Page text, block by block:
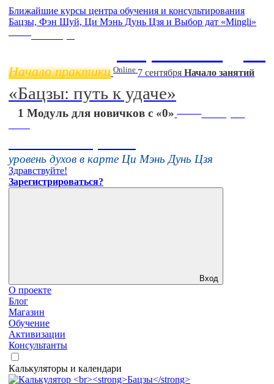
Ближайшие курсы центра обучения и консультирования
Бацзы, Фэн Шуй, Ци Мэнь Дунь Цзя и Выбор дат «Mingli»
Начало практики Online 7 сентября Начало занятий
«Бацзы: путь к удаче»
1 Модуль для новичков с «0»
16 августа
уровень духов в карте Ци Мэнь Дунь Цзя
Здравствуйте!
Зарегистрироваться?
Вход
О проекте
Блог
Магазин
Обучение
Активизации
Консультанты
Калькуляторы и календари